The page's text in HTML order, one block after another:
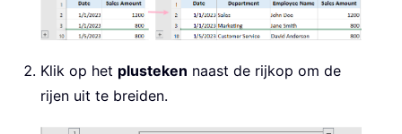
Klik op het plusteken naast de rijkop om de
rijen uit te breiden.